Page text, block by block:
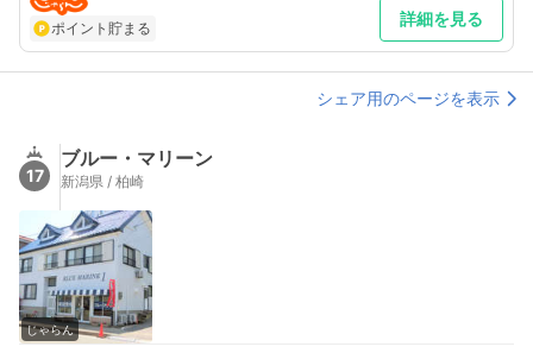
ポイント貯まる 詳細を見る
シェア用のページを表示
17
ブルー・マリーン
新潟県 / 柏崎
じゃらん